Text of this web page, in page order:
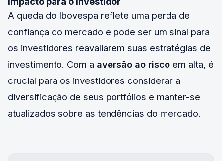
A queda do Ibovespa reflete uma perda de
confiança do mercado e pode ser um sinal para
os investidores reavaliarem suas estratégias de
investimento. Com a aversão ao risco em alta, é
crucial para os investidores considerar a
diversificação de seus portfólios e manter-se
atualizados sobre as tendências do mercado.